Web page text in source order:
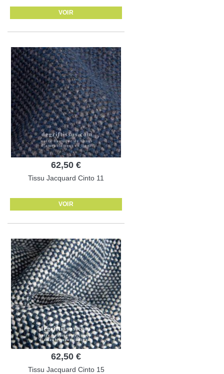
VOIR
62,50 €
Tissu Jacquard Cinto 11
VOIR
62,50 €
Tissu Jacquard Cinto 15